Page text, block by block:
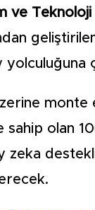
ve
yolculuğuna
monte
olan
destekli